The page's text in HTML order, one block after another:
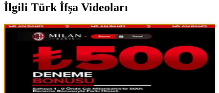
İlgili Türk İfşa Videoları